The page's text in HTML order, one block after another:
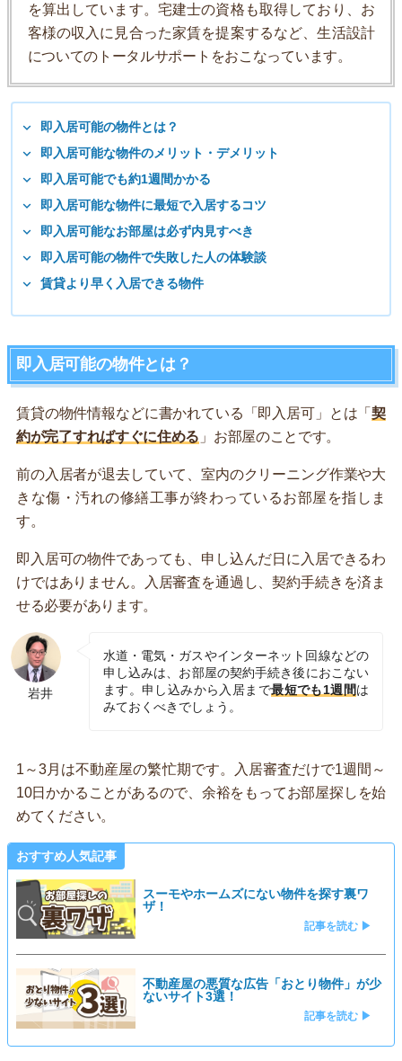
を算出しています。宅建士の資格も取得しており、お
客様の収入に見合った家賃を提案するなど、生活設計
についてのトータルサポートをおこなっています。
即入居可能の物件とは？
即入居可能な物件のメリット・デメリット
即入居可能でも約1週間かかる
即入居可能な物件に最短で入居するコツ
即入居可能なお部屋は必ず内見すべき
即入居可能の物件で失敗した人の体験談
賃貸より早く入居できる物件
即入居可能の物件とは？
賃貸の物件情報などに書かれている「即入居可」とは「契
約が完了すればすぐに住める 」お部屋のことです。
前の入居者が退去していて、室内のクリーニング作業や大
きな傷・汚れの修繕工事が終わっているお部屋を指しま
す。
即入居可の物件であっても、申し込んだ日に入居できるわ
けではありません。入居審査を通過し、契約手続きを済ま
せる必要があります。
岩井
水道・電気・ガスやインターネット回線などの
申し込みは、お部屋の契約手続き後におこない
ます。申し込みから入居まで最短でも1週間は
みておくべきでしょう。
1～3月は不動産屋の繁忙期です。入居審査だけで1週間～
10日かかることがあるので、余裕をもってお部屋探しを始
めてください。
おすすめ人気記事
スーモやホームズにない物件を探す裏ワ
ザ！
記事を読む ▶
不動産屋の悪質な広告「おとり物件」が少
ないサイト3選！
記事を読む ▶